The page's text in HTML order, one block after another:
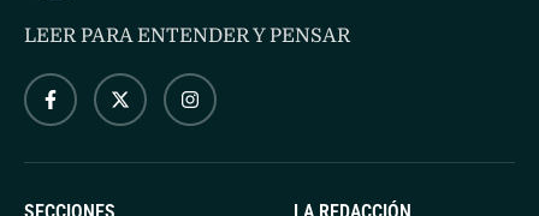
LEER PARA ENTENDER Y PENSAR